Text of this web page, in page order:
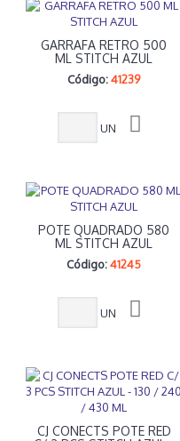
GARRAFA RETRO 500
ML STITCH AZUL
Código:41239
UN
POTE QUADRADO 580
ML STITCH AZUL
Código:41245
UN
CJ CONECTS POTE RED